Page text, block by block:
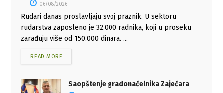
06/08/2026
Rudari danas proslavljaju svoj praznik. U sektoru
rudarstva zaposleno je 32.000 radnika, koji u proseku
zarađuju više od 150.000 dinara. ...
READ MORE
Saopštenje gradonačelnika Zaječara